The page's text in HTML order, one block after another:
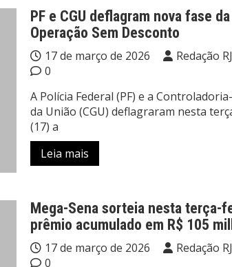
PF e CGU deflagram nova fase da
Operação Sem Desconto
17 de março de 2026
Redação
0
A Polícia Federal (PF) e a
da União (CGU) deflagraram nesta
(17) a
Leia mais
Mega-Sena sorteia nesta terça-
prêmio acumulado em R$ 105
17 de março de 2026
Redação
0